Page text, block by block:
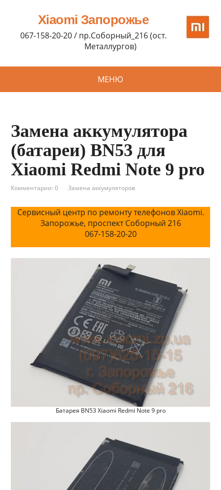
Xiaomi Запорожье
067-158-20-20 / пр.Соборный_216 (ост.
Металлургов)
МЕНЮ
Замена аккумулятора
(батареи) BN53 для
Xiaomi Redmi Note 9 pro
Комментарии: 0 Замена аккумуляторов
Сервисный центр по ремонту телефонов Xiaomi.
Запорожье, проспект Соборный 216
067-158-20-20
Батарея BN53 Xiaomi Redmi Note 9 pro